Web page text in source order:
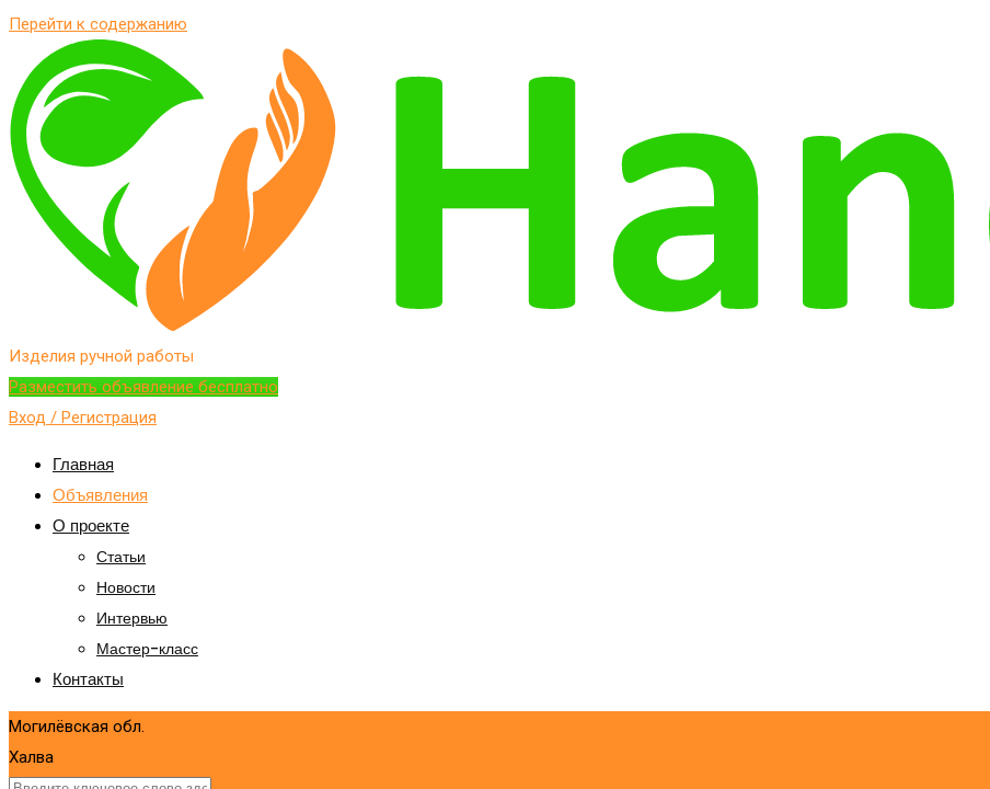
Перейти к содержанию
Изделия ручной работы
Разместить объявление бесплатно
Вход / Регистрация
Главная
Объявления
О проекте
Статьи
Новости
Интервью
Мастер-класс
Контакты
Могилёвская обл.
Халва